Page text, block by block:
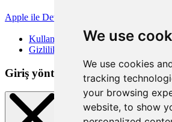
We use
We use cookies
tracking
your browsing
website, to show
Apple ile Devam Et
Kullanım Koşulları
Gizlilik Politikası
Giriş yöntemleri